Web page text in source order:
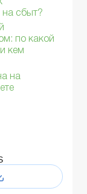
на сбыт?
по какой
кем
на